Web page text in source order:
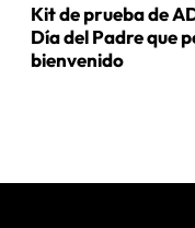
Kit de prueba de
Día del Padre que
bienvenido